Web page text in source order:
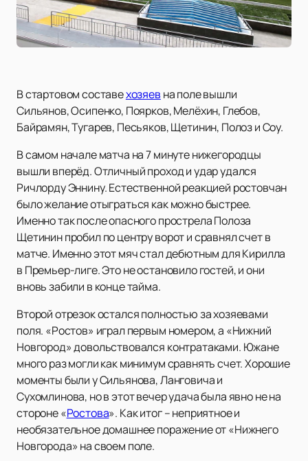
В стартовом составехозяев на поле вышли
Сильянов, Осипенко, Поярков, Мелёхин, Глебов,
Байрамян, Тугарев, Песьяков, Щетинин, Полоз и Соу.
В самом начале матча на 7 минуте нижегородцы
вышли вперёд. Отличный проход и удар удался
Ричлорду Эннину. Естественной реакцией ростовчан
было желание отыграться как можно быстрее.
Именно так после опасного прострела Полоза
Щетинин пробил по центру ворот и сравнял счет в
матче. Именно этот мяч стал дебютным для Кирилла
в Премьер-лиге. Это не остановило гостей, и они
вновь забили в конце тайма.
Второй отрезок остался полностью за хозяевами
поля. «Ростов» играл первым номером, а «Нижний
Новгород» довольствовался контратаками. Южане
много раз могли как минимум сравнять счет. Хорошие
моменты были у Сильянова, Ланговича и
Сухомлинова, но в этот вечер удача была явно не на
стороне «Ростова». Как итог – неприятное и
необязательное домашнее поражение от «Нижнего
Новгорода» на своем поле.